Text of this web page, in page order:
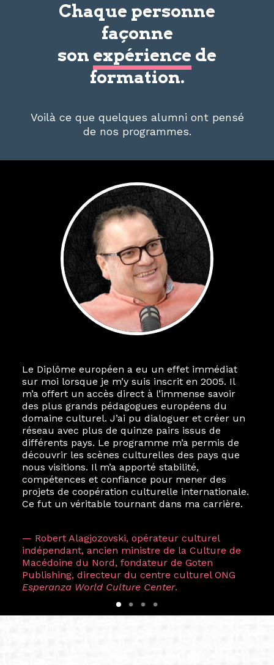
Chaque personne
façonne
son expérience de
formation.
Voilà ce que quelques alumni ont pensé
de nos programmes.
Le Diplôme européen a eu un effet immédiat
sur moi lorsque je m’y suis inscrit en 2005. Il
m’a offert un accès direct à l’immense savoir
des plus grands pédagogues européens du
domaine culturel. J’ai pu dialoguer et créer un
réseau avec plus de quinze pairs issus de
différents pays. Le programme m’a permis de
découvrir les scènes culturelles des pays que
nous visitions. Il m’a apporté stabilité,
compétences et confiance pour mener des
projets de coopération culturelle internationale.
Ce fut un véritable tournant dans ma carrière.
— Robert Alagjozovski, opérateur culturel
indépendant, ancien ministre de la Culture de
Macédoine du Nord, fondateur de Goten
Publishing, directeur du centre culturel ONG
Esperanza World Culture Center.